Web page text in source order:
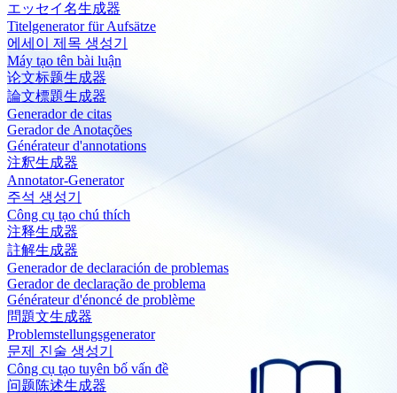
エッセイ名生成器
Titelgenerator für Aufsätze
에세이 제목 생성기
Máy tạo tên bài luận
论文标题生成器
論文標題生成器
Generador de citas
Gerador de Anotações
Générateur d'annotations
注釈生成器
Annotator-Generator
주석 생성기
Công cụ tạo chú thích
注释生成器
註解生成器
Generador de declaración de problemas
Gerador de declaração de problema
Générateur d'énoncé de problème
問題文生成器
Problemstellungsgenerator
문제 진술 생성기
Công cụ tạo tuyên bố vấn đề
问题陈述生成器